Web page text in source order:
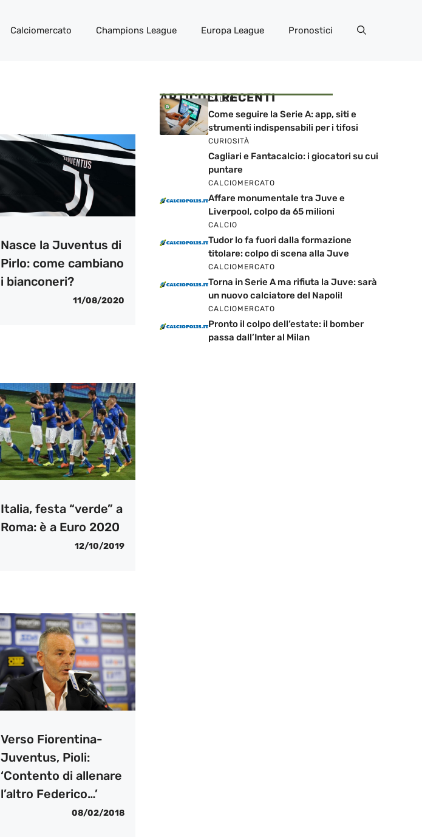
Calciomercato Champions League Europa League Pronostici
Nasce la Juventus di
Pirlo: come cambiano
i bianconeri?
11/08/2020
Italia, festa “verde” a
Roma: è a Euro 2020
12/10/2019
Verso Fiorentina-
Juventus, Pioli:
‘Contento di allenare
l’altro Federico…’
08/02/2018
ARTICOLI RECENTI
CALCIO
Come seguire la Serie A: app, siti e
strumenti indispensabili per i tifosi
CURIOSITÀ
Cagliari e Fantacalcio: i giocatori su cui
puntare
CALCIOMERCATO
Affare monumentale tra Juve e
Liverpool, colpo da 65 milioni
CALCIO
Tudor lo fa fuori dalla formazione
titolare: colpo di scena alla Juve
CALCIOMERCATO
Torna in Serie A ma rifiuta la Juve: sarà
un nuovo calciatore del Napoli!
CALCIOMERCATO
Pronto il colpo dell’estate: il bomber
passa dall’Inter al Milan